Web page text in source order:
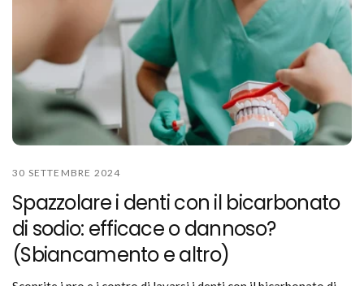
30 SETTEMBRE 2024
Spazzolare i denti con il bicarbonato
di sodio: efficace o dannoso?
(Sbiancamento e altro)